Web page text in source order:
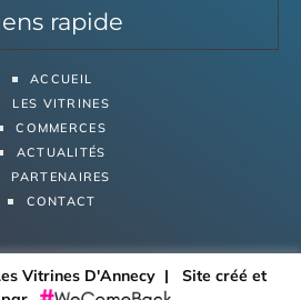
rapide
ACCUEIL
LES VITRINES
COMMERCES
ACTUALITÉS
PARTENAIRES
CONTACT
Vitrines D'Annecy | Site créé et